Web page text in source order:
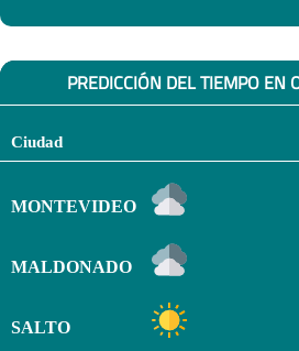
PREDICCIÓN DEL TIEMPO EN
Ciudad
MONTEVIDEO
MALDONADO
SALTO